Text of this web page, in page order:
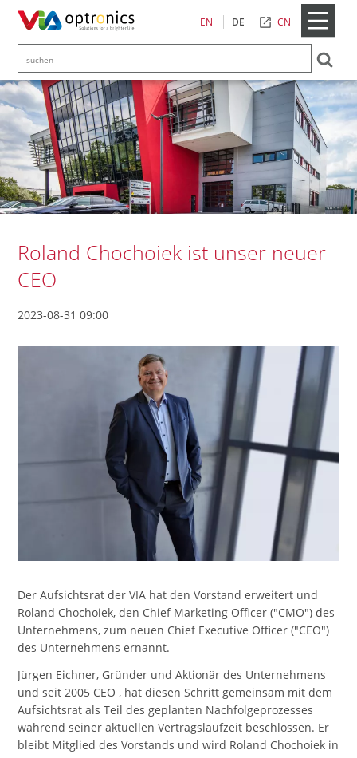
EN DE CN
Roland Chochoiek ist unser neuer
CEO
2023-08-31 09:00
Der Aufsichtsrat der VIA hat den Vorstand erweitert und
Roland Chochoiek, den Chief Marketing Officer ("CMO") des
Unternehmens, zum neuen Chief Executive Officer ("CEO")
des Unternehmens ernannt.
Jürgen Eichner, Gründer und Aktionär des Unternehmens
und seit 2005 CEO , hat diesen Schritt gemeinsam mit dem
Aufsichtsrat als Teil des geplanten Nachfolgeprozesses
während seiner aktuellen Vertragslaufzeit beschlossen. Er
bleibt Mitglied des Vorstands und wird Roland Chochoiek in